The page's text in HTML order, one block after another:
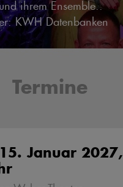
ihrem Ensemble..
KWH Datenbanken
Termine
Januar 2027,